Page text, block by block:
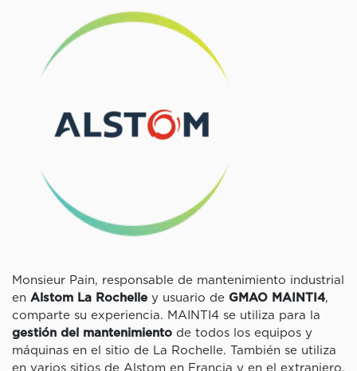
Monsieur Pain, responsable de mantenimiento industrial
en Alstom La Rochelle y usuario de GMAO MAINTI4,
comparte su experiencia. MAINTI4 se utiliza para la
gestión del mantenimiento de todos los equipos y
máquinas en el sitio de La Rochelle. También se utiliza
en varios sitios de Alstom en Francia y en el extranjero,